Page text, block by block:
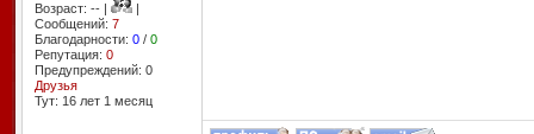
Возраст: -- |
|
Сообщений: 7
Благодарности: 0/ 0
Репутация: 0
Предупреждений: 0
Друзья
Тут: 16 лет 1 месяц